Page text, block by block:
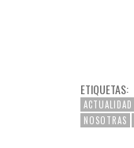
ETIQUETAS:
ACTUALIDAD
NOSOTRAS